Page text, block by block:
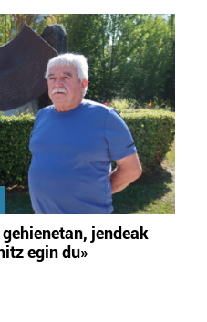
jendeak
egin du»